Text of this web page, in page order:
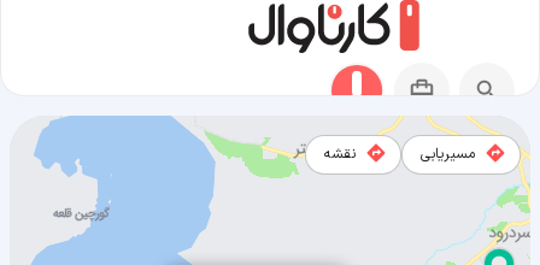
مسیریابی نقشه